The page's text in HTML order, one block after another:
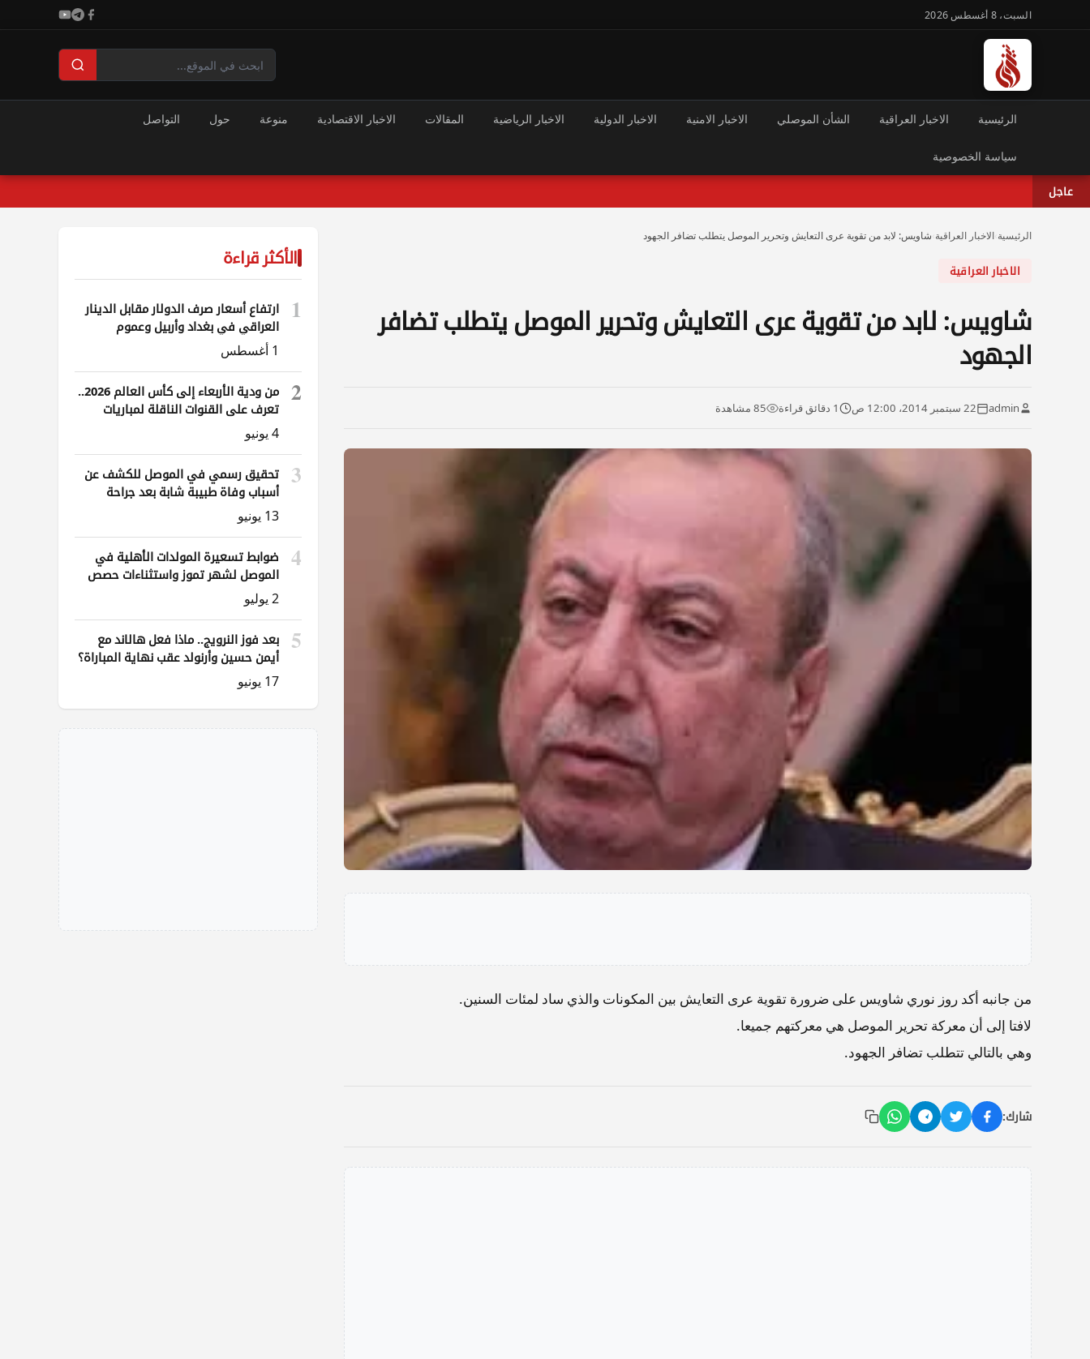
السبت، 8 أغسطس 2026
الرئيسية الاخبار العراقية الشأن الموصلي الاخبار الامنية الاخبار الدولية الاخبار الرياضية المقالات الاخبار الاقتصادية منوعة حول التواصل
سياسة الخصوصية
عاجل
الرئيسية الاخبار العراقية شاويس: لابد من تقوية عرى التعايش وتحرير الموصل يتطلب تضافر الجهود
الاخبار العراقية
شاويس: لابد من تقوية عرى التعايش وتحرير الموصل يتطلب تضافر
الجهود
admin 22 سبتمبر 2014، 12:00 ص 1 دقائق قراءة 85 مشاهدة
من جانبه أكد روز نوري شاويس على ضرورة تقوية عرى التعايش بين المكونات والذي ساد لمئات السنين.
لافتا إلى أن معركة تحرير الموصل هي معركتهم جميعا.
وهي بالتالي تتطلب تضافر الجهود.
شارك:
الأكثر قراءة
1
ارتفاع أسعار صرف الدولار مقابل الدينار
العراقي في بغداد وأربيل وعموم
المحافظات
1 أغسطس
2
من ودية الأربعاء إلى كأس العالم 2026..
تعرف على القنوات الناقلة لمباريات
العراق
4 يونيو
3
تحقيق رسمي في الموصل للكشف عن
أسباب وفاة طبيبة شابة بعد جراحة
ناظورية
13 يونيو
4
ضوابط تسعيرة المولدات الأهلية في
الموصل لشهر تموز واستثناءات حصص
الوقود
2 يوليو
5
بعد فوز النرويج.. ماذا فعل هالاند مع
أيمن حسين وأرنولد عقب نهاية المباراة؟
17 يونيو